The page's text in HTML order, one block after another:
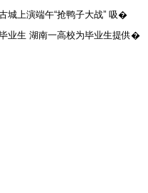
城上演端午“抢鸭子大战” 吸�
业生 湖南一高校为毕业生提供�